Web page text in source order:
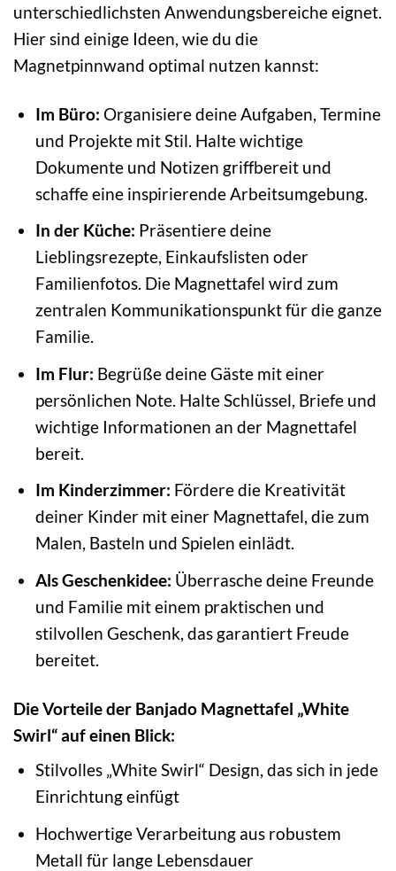
unterschiedlichsten Anwendungsbereiche eignet.
Hier sind einige Ideen, wie du die
Magnetpinnwand optimal nutzen kannst:
Im Büro: Organisiere deine Aufgaben, Termine
und Projekte mit Stil. Halte wichtige
Dokumente und Notizen griffbereit und
schaffe eine inspirierende Arbeitsumgebung.
In der Küche: Präsentiere deine
Lieblingsrezepte, Einkaufslisten oder
Familienfotos. Die Magnettafel wird zum
zentralen Kommunikationspunkt für die ganze
Familie.
Im Flur: Begrüße deine Gäste mit einer
persönlichen Note. Halte Schlüssel, Briefe und
wichtige Informationen an der Magnettafel
bereit.
Im Kinderzimmer: Fördere die Kreativität
deiner Kinder mit einer Magnettafel, die zum
Malen, Basteln und Spielen einlädt.
Als Geschenkidee: Überrasche deine Freunde
und Familie mit einem praktischen und
stilvollen Geschenk, das garantiert Freude
bereitet.
Die Vorteile der Banjado Magnettafel „White
Swirl“ auf einen Blick:
Stilvolles „White Swirl“ Design, das sich in jede
Einrichtung einfügt
Hochwertige Verarbeitung aus robustem
Metall für lange Lebensdauer